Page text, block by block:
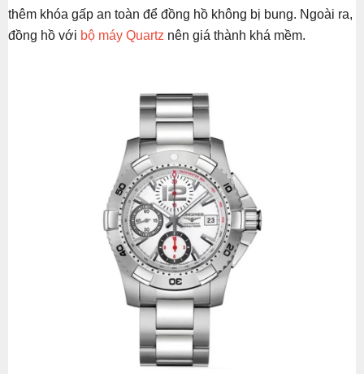
thêm khóa gấp an toàn để đồng hồ không bị bung. Ngoài ra,
đồng hồ với bộ máy Quartz nên giá thành khá mềm.